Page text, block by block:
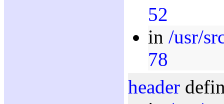
52
in /usr/
78
header